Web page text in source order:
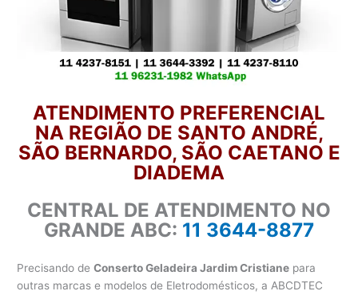
ATENDIMENTO PREFERENCIAL
NA REGIÃO DE SANTO ANDRÉ,
SÃO BERNARDO, SÃO CAETANO E
DIADEMA
CENTRAL DE ATENDIMENTO NO
GRANDE ABC: 11 3644-8877
Precisando deConserto Geladeira Jardim Cristiane para
outras marcas e modelos de Eletrodomésticos, a ABCDTEC